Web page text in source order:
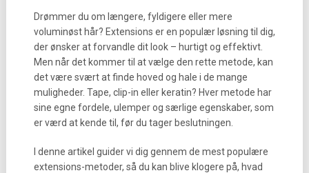
Drømmer du om længere, fyldigere eller mere
voluminøst hår? Extensions er en populær løsning til dig,
der ønsker at forvandle dit look – hurtigt og effektivt.
Men når det kommer til at vælge den rette metode, kan
det være svært at finde hoved og hale i de mange
muligheder. Tape, clip-in eller keratin? Hver metode har
sine egne fordele, ulemper og særlige egenskaber, som
er værd at kende til, før du tager beslutningen.
I denne artikel guider vi dig gennem de mest populære
extensions-metoder, så du kan blive klogere på, hvad